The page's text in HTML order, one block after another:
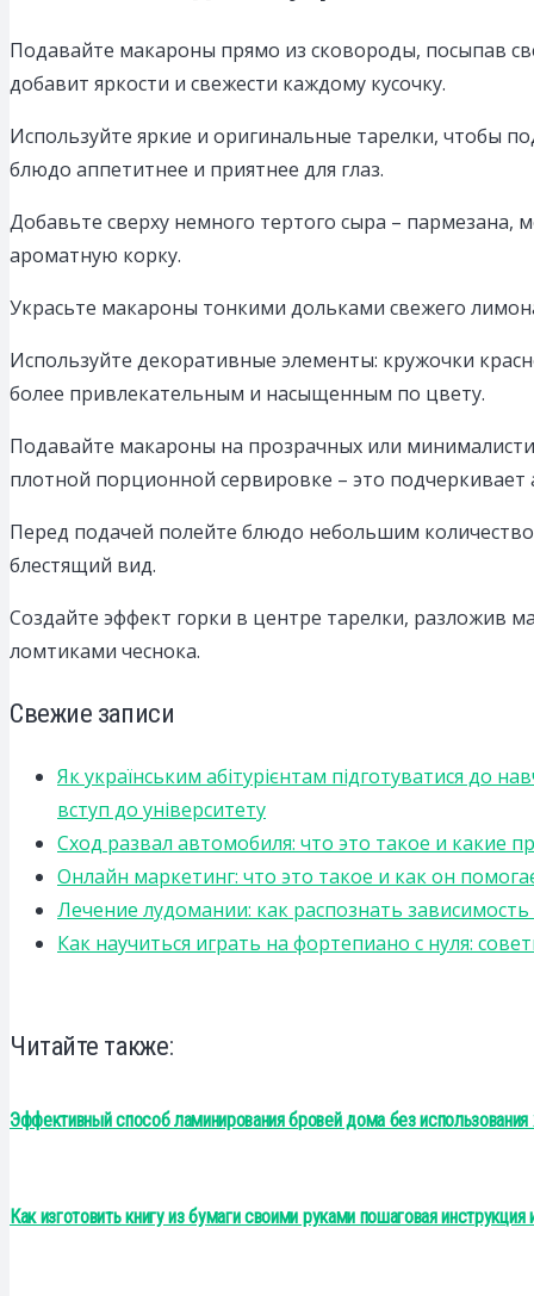
Подавайте макароны прямо из сковороды, посыпав
добавит яркости и свежести каждому кусочку.
Используйте яркие и оригинальные тарелки, чтобы
блюдо аппетитнее и приятнее для глаз.
Добавьте сверху немного тертого сыра – пармезана,
ароматную корку.
Украсьте макароны тонкими дольками свежего
Используйте декоративные элементы: кружочки
более привлекательным и насыщенным по цвету.
Подавайте макароны на прозрачных или
плотной порционной сервировке – это подчеркивает
Перед подачей полейте блюдо небольшим
блестящий вид.
Создайте эффект горки в центре тарелки, разложив
ломтиками чеснока.
Свежие записи
Як українським абітурієнтам підготуватися до
вступ до університету
Сход развал автомобиля: что это такое и какие
Онлайн маркетинг: что это такое и как он
Лечение лудомании: как распознать
Как научиться играть на фортепиано с нуля:
Читайте также:
Эффективный способ ламинирования бровей дома без
Как изготовить книгу из бумаги своими руками пошаговая инструкция